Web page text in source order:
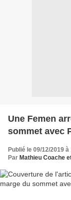
Une Femen
sommet avec
Publié le 09/12/2019 à
Par Mathieu Coache